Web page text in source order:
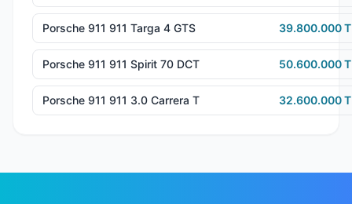
Porsche 911 911 Targa 4 GTS 39.800.000
Porsche 911 911 Spirit 70 DCT 50.600.000
Porsche 911 911 3.0 Carrera T 32.600.000